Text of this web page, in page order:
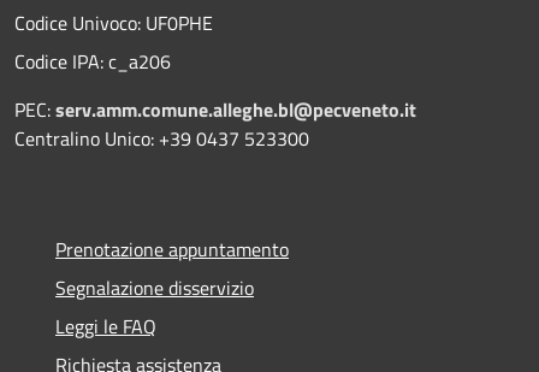
Codice Univoco: UF0PHE
Codice IPA: c_a206
PEC:serv.amm.comune.alleghe.bl@pecveneto.it
Centralino Unico: +39 0437 523300
Prenotazione appuntamento
Segnalazione disservizio
Leggi le FAQ
Richiesta assistenza